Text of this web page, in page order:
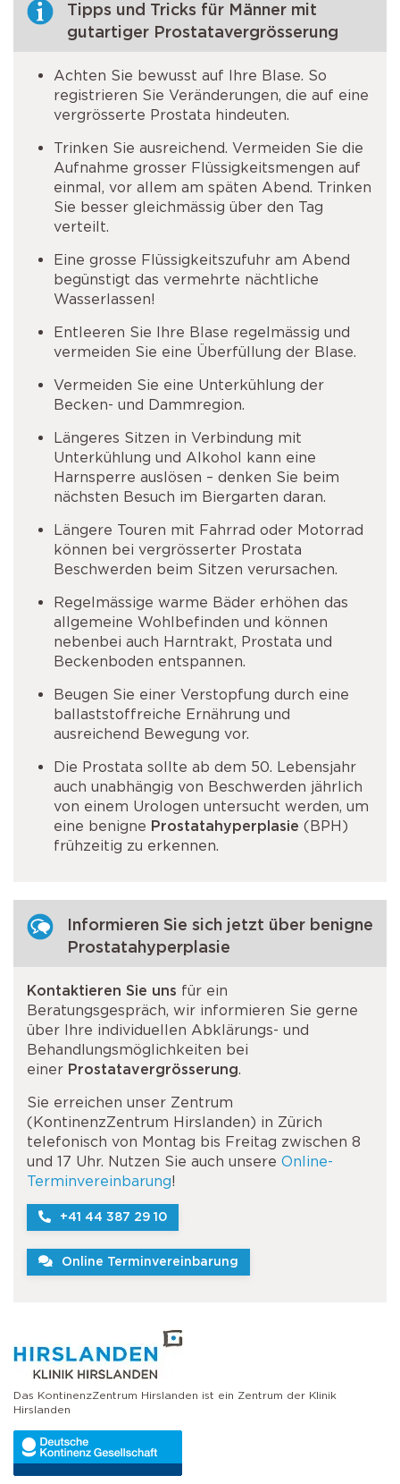
Tipps und Tricks für Männer mit
gutartiger Prostatavergrösserung
Achten Sie bewusst auf Ihre Blase. So
registrieren Sie Veränderungen, die auf eine
vergrösserte Prostata hindeuten.
Trinken Sie ausreichend. Vermeiden Sie die
Aufnahme grosser Flüssigkeitsmengen auf
einmal, vor allem am späten Abend. Trinken
Sie besser gleichmässig über den Tag
verteilt.
Eine grosse Flüssigkeitszufuhr am Abend
begünstigt das vermehrte nächtliche
Wasserlassen!
Entleeren Sie Ihre Blase regelmässig und
vermeiden Sie eine Überfüllung der Blase.
Vermeiden Sie eine Unterkühlung der
Becken- und Dammregion.
Längeres Sitzen in Verbindung mit
Unterkühlung und Alkohol kann eine
Harnsperre auslösen – denken Sie beim
nächsten Besuch im Biergarten daran.
Längere Touren mit Fahrrad oder Motorrad
können bei vergrösserter Prostata
Beschwerden beim Sitzen verursachen.
Regelmässige warme Bäder erhöhen das
allgemeine Wohlbefinden und können
nebenbei auch Harntrakt, Prostata und
Beckenboden entspannen.
Beugen Sie einer Verstopfung durch eine
ballaststoffreiche Ernährung und
ausreichend Bewegung vor.
Die Prostata sollte ab dem 50. Lebensjahr
auch unabhängig von Beschwerden jährlich
von einem Urologen untersucht werden, um
eine benigne Prostatahyperplasie (BPH)
frühzeitig zu erkennen.
Informieren Sie sich jetzt über benigne
Prostatahyperplasie
Kontaktieren Sie uns für ein
Beratungsgespräch, wir informieren Sie gerne
über Ihre individuellen Abklärungs- und
Behandlungsmöglichkeiten bei
einer Prostatavergrösserung.
Sie erreichen unser Zentrum
(KontinenzZentrum Hirslanden) in Zürich
telefonisch von Montag bis Freitag zwischen 8
und 17 Uhr. Nutzen Sie auch unsere Online-
Terminvereinbarung!
+41 44 387 29 10
Online Terminvereinbarung
Das KontinenzZentrum Hirslanden ist ein Zentrum der Klinik
Hirslanden